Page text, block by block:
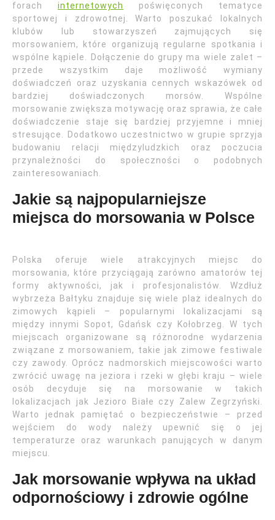
forach internetowych
poświęconych tematyce
sportowej i zdrowotnej. Warto poszukać lokalnych
klubów lub stowarzyszeń zajmujących się
morsowaniem, które organizują regularne spotkania i
wspólne kąpiele. Dołączenie do grupy ma wiele zalet –
przede wszystkim daje możliwość wymiany
doświadczeń oraz uzyskania cennych wskazówek od
bardziej doświadczonych morsów. Wspólne
morsowanie zwiększa motywację oraz sprawia, że całe
doświadczenie staje się bardziej przyjemne i mniej
stresujące. Dodatkowo uczestnictwo w grupie sprzyja
budowaniu relacji międzyludzkich oraz poczucia
przynależności do społeczności o podobnych
zainteresowaniach.
Jakie są najpopularniejsze
miejsca do morsowania w Polsce
Polska oferuje wiele atrakcyjnych miejsc do
morsowania, które przyciągają zarówno amatorów tej
formy aktywności, jak i profesjonalistów. Wzdłuż
wybrzeża Bałtyku znajduje się wiele plaż idealnych do
zimowych kąpieli – popularnymi lokalizacjami są
między innymi Sopot, Gdańsk czy Kołobrzeg. W tych
miejscach organizowane są różnorodne wydarzenia
związane z morsowaniem, takie jak zimowe festiwale
czy zawody. Oprócz nadmorskich miejscowości warto
zwrócić uwagę na jeziora i rzeki w głębi kraju – wiele
osób decyduje się na morsowanie w takich
lokalizacjach jak Jezioro Białe czy Zalew Zegrzyński.
Warto jednak pamiętać o bezpieczeństwie – przed
wejściem do wody należy upewnić się o jej
temperaturze oraz warunkach panujących w danym
miejscu.
Jak morsowanie wpływa na układ
odpornościowy i zdrowie ogólne